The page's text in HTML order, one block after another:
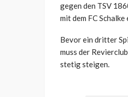
gegen den TSV
mit dem FC
Bevor ein dritter
muss der
stetig steigen.